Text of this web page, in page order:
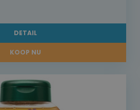
DETAIL
KOOP NU